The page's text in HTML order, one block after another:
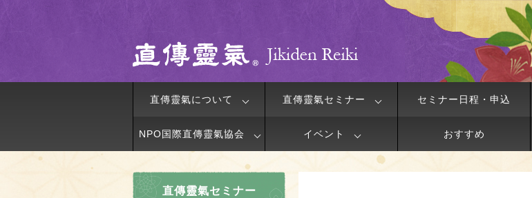
直傳靈氣について 直傳靈氣セミナー セミナー日程・申込
NPO国際直傳靈氣協会 イベント おすすめ
直傳靈氣セミナー